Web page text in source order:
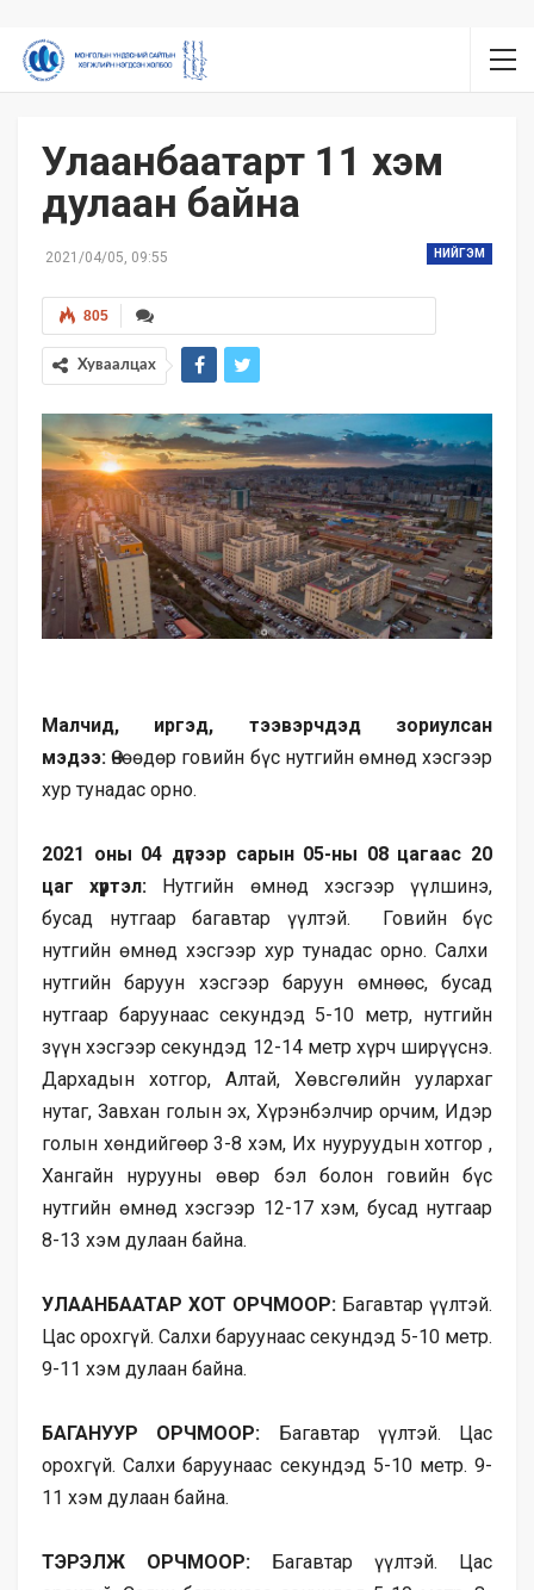
Улаанбаатарт 11 хэм
дулаан байна
НИЙГЭМ
2021/04/05, 09:55
805
Хуваалцах
Малч­ид, иргэд, тээвэрчдэд зориулсан
мэдээ: Өнөөдөр говийн бүс нутгийн өмнөд хэсгээр
хур тунадас орно.
2021 оны 04 дүгээр сарын 05-ны 08 цагаас 20
цаг хүртэл: Нутгийн өмнөд хэсгээр үүлшинэ,
бусад нутгаар багавтар үүлтэй. Говийн бүс
нутгийн өмнөд хэсгээр хур тунадас орно. Салхи
нутгийн баруун хэсгээр баруун өмнөөс, бусад
нутгаар баруунаас секундэд 5-10 метр, нутгийн
зүүн хэсгээр секундэд 12-14 метр хүрч ширүүснэ.
Дархадын хотгор, Алтай, Хөвсгөлийн уулархаг
нутаг, Завхан голын эх, Хүрэнбэлчир орчим, Идэр
голын хөндийгөөр 3-8 хэм, Их нууруудын хотгор ,
Хангайн нурууны өвөр бэл болон говийн бүс
нутгийн өмнөд хэсгээр 12-17 хэм, бусад нутгаар
8-13 хэм дулаан байна.
УЛААНБААТАР ХОТ ОРЧМООР: Багавтар үүлтэй.
Цас орохгүй. Салхи баруунаас секундэд 5-10 метр.
9-11 хэм дулаан байна.
БАГАНУУР ОРЧМООР: Багавтар үүлтэй. Цас
орохгүй. Салхи баруунаас секундэд 5-10 метр. 9-
11 хэм дулаан байна.
ТЭРЭЛЖ ОРЧМООР: Багавтар үүлтэй. Цас